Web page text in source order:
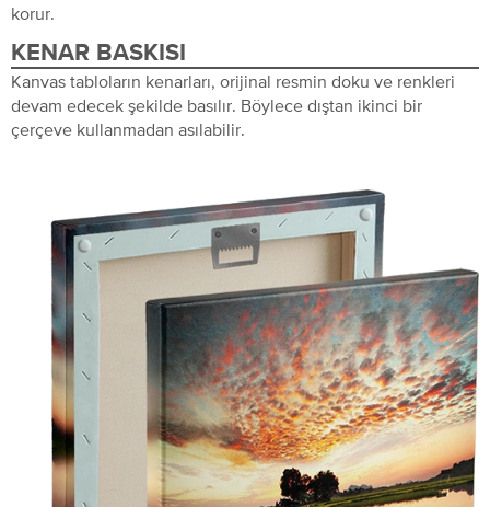
korur.
KENAR BASKISI
Kanvas tabloların kenarları, orijinal resmin doku ve renkleri
devam edecek şekilde basılır. Böylece dıştan ikinci bir
çerçeve kullanmadan asılabilir.